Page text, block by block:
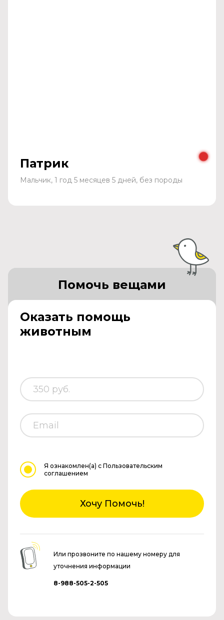
Патрик
Мальчик, 1 год 5 месяцев 5 дней, без породы
Оказать помощь
животным
Помочь вещами
Я ознакомлен(а) с Пользовательским
соглашением
Хочу Помочь!
Или прозвоните по нашему номеру для
уточнения информации
8-988-505-2-505